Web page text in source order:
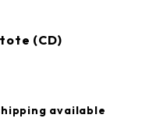
(CD)
available